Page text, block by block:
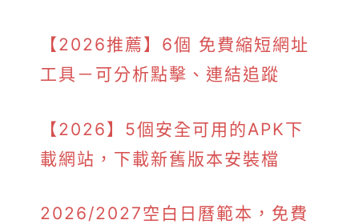
【2026推薦】6個 免費縮短網址
工具－可分析點擊、連結追蹤
【2026】5個安全可用的APK下
載網站，下載新舊版本安裝檔
2026/2027空白日曆範本，免費